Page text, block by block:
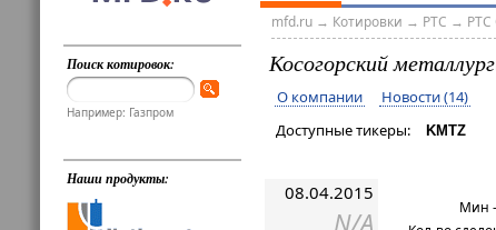
Поиск котировок:
Например: Газпром
Наши продукты:
mfd.ru→ Котировки → РТС → РТС
Косогорский
О компании Новости (14)
Доступные тикеры:
KMTZ
08.04.2015
N/A
Мин